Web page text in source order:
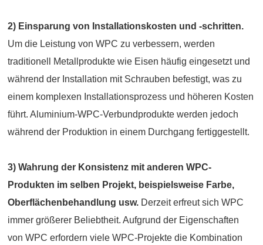
2) Einsparung von Installationskosten und -schritten.
Um die Leistung von WPC zu verbessern, werden
traditionell Metallprodukte wie Eisen häufig eingesetzt und
während der Installation mit Schrauben befestigt, was zu
einem komplexen Installationsprozess und höheren Kosten
führt. Aluminium-WPC-Verbundprodukte werden jedoch
während der Produktion in einem Durchgang fertiggestellt.
3) Wahrung der Konsistenz mit anderen WPC-
Produkten im selben Projekt, beispielsweise Farbe,
Oberflächenbehandlung usw. Derzeit erfreut sich WPC
immer größerer Beliebtheit. Aufgrund der Eigenschaften
von WPC erfordern viele WPC-Projekte die Kombination